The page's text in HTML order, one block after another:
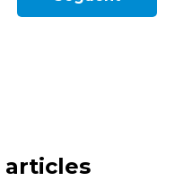
articles